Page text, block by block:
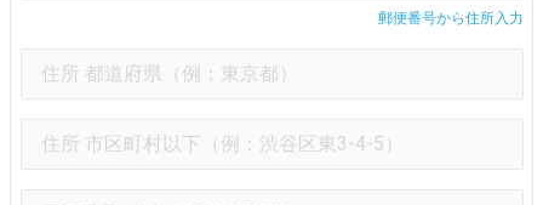
郵便番号から住所入力